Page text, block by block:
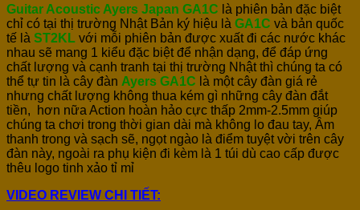
Guitar Acoustic Ayers Japan GA1C là phiên bản đặc biệt
chỉ có tại thị trường Nhật Bản ký hiệu là GA1C và bản quốc
tế là ST2KL với mỗi phiên bản được xuất đi các nước khác
nhau sẽ mang 1 kiểu đặc biệt để nhận dạng, để đáp ứng
chất lượng và cạnh tranh tại thị trường Nhật thì chúng ta có
thể tự tin là cây đàn Ayers GA1C là một cây đàn giá rẻ
nhưng chất lượng không thua kém gì những cây đàn đắt
tiền, hơn nữa Action hoàn hảo cực thấp 2mm-2.5mm giúp
chúng ta chơi trong thời gian dài mà không lo đau tay, Âm
thanh trong và sạch sẽ, ngọt ngào là điểm tuyệt vời trên cây
đàn này, ngoài ra phụ kiện đi kèm là 1 túi dù cao cấp được
thêu logo tinh xảo tỉ mỉ
VIDEO REVIEW CHI TIẾT: